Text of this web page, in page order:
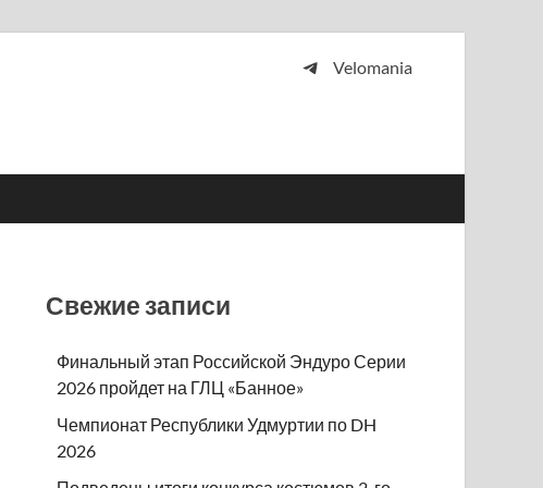
Velomania
Свежие записи
Финальный этап Российской Эндуро Серии
2026 пройдет на ГЛЦ «Банное»
Чемпионат Республики Удмуртии по DH
2026